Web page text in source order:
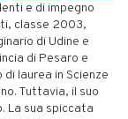
e di impegno
classe 2003,
di Udine e
di Pesaro e
laurea in Scienze
Tuttavia, il suo
La sua spiccata